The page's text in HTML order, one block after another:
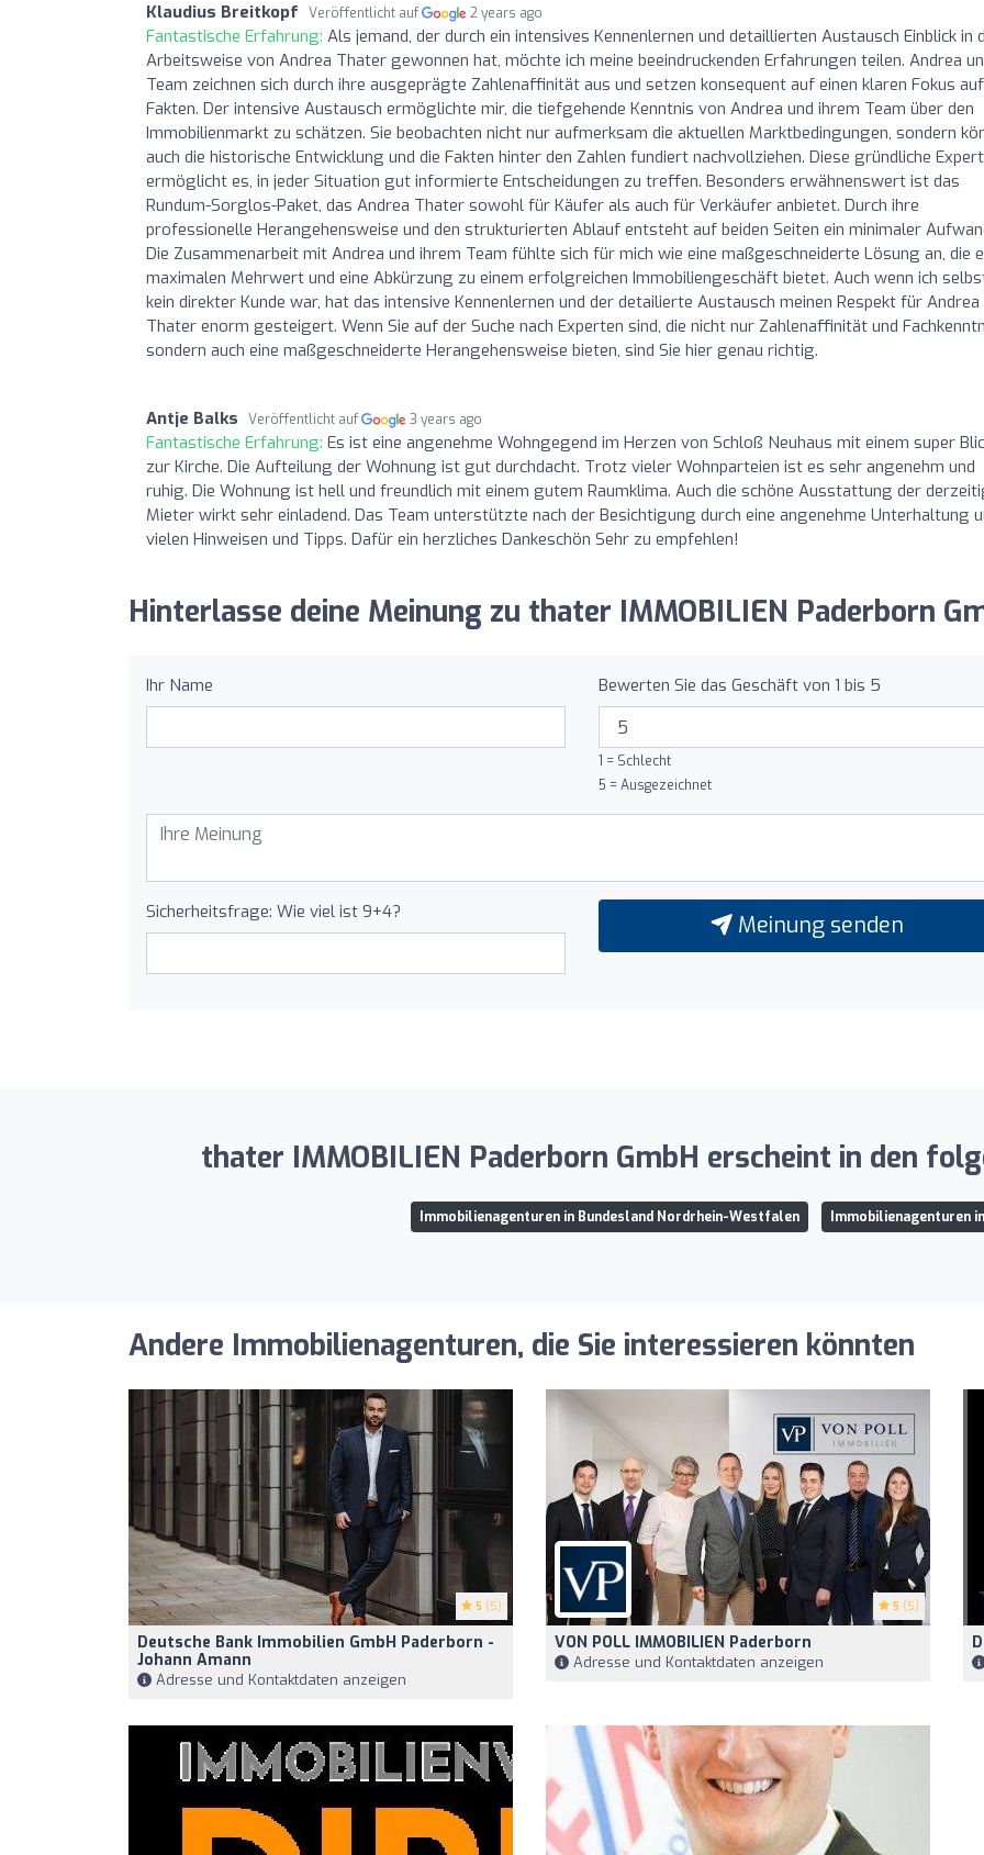
Klaudius Breitkopf Veröffentlicht auf 2 years ago
Fantastische Erfahrung: Als jemand, der durch ein intensives Kennenlernen und detaillierten Austausch Einblick in
Arbeitsweise von Andrea Thater gewonnen hat, möchte ich meine beeindruckenden Erfahrungen teilen. Andrea
Team zeichnen sich durch ihre ausgeprägte Zahlenaffinität aus und setzen konsequent auf einen klaren Fokus auf
Fakten. Der intensive Austausch ermöglichte mir, die tiefgehende Kenntnis von Andrea und ihrem Team über den
Immobilienmarkt zu schätzen. Sie beobachten nicht nur aufmerksam die aktuellen Marktbedingungen, sondern
auch die historische Entwicklung und die Fakten hinter den Zahlen fundiert nachvollziehen. Diese gründliche
ermöglicht es, in jeder Situation gut informierte Entscheidungen zu treffen. Besonders erwähnenswert ist das
Rundum-Sorglos-Paket, das Andrea Thater sowohl für Käufer als auch für Verkäufer anbietet. Durch ihre
professionelle Herangehensweise und den strukturierten Ablauf entsteht auf beiden Seiten ein minimaler
Die Zusammenarbeit mit Andrea und ihrem Team fühlte sich für mich wie eine maßgeschneiderte Lösung an, die
maximalen Mehrwert und eine Abkürzung zu einem erfolgreichen Immobiliengeschäft bietet. Auch wenn ich
kein direkter Kunde war, hat das intensive Kennenlernen und der detailierte Austausch meinen Respekt für Andrea
Thater enorm gesteigert. Wenn Sie auf der Suche nach Experten sind, die nicht nur Zahlenaffinität und
sondern auch eine maßgeschneiderte Herangehensweise bieten, sind Sie hier genau richtig.
Antje Balks Veröffentlicht auf 3 years ago
Fantastische Erfahrung: Es ist eine angenehme Wohngegend im Herzen von Schloß Neuhaus mit einem super
zur Kirche. Die Aufteilung der Wohnung ist gut durchdacht. Trotz vieler Wohnparteien ist es sehr angenehm und
ruhig. Die Wohnung ist hell und freundlich mit einem gutem Raumklima. Auch die schöne Ausstattung der
Mieter wirkt sehr einladend. Das Team unterstützte nach der Besichtigung durch eine angenehme Unterhaltung
vielen Hinweisen und Tipps. Dafür ein herzliches Dankeschön Sehr zu empfehlen!
Hinterlasse deine Meinung zu thater IMMOBILIEN Paderborn
Ihr Name Bewerten Sie das Geschäft von 1 bis 5
1 = Schlecht
5 = Ausgezeichnet
Sicherheitsfrage: Wie viel ist 9+4? Meinung senden
thater IMMOBILIEN Paderborn GmbH erscheint in den
Immobilienagenturen in Bundesland Nordrhein-Westfalen Immobilienagenturen
Andere Immobilienagenturen, die Sie interessieren könnten
5 (5)
Deutsche Bank Immobilien GmbH Paderborn -
Johann Amann
Adresse und Kontaktdaten anzeigen
5 (5)
VON POLL IMMOBILIEN Paderborn
Adresse und Kontaktdaten anzeigen